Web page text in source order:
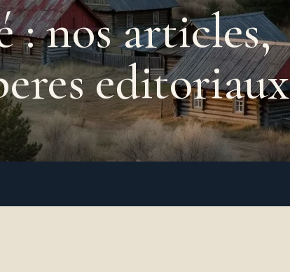
nos articles,
editoriaux